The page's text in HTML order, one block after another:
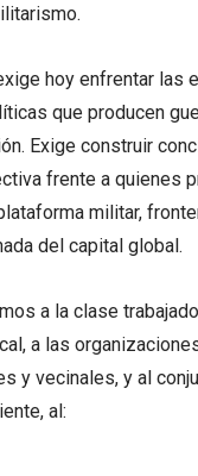
hoy enfrentar las
que producen
Exige construir
frente a quienes
militar,
del capital global.
a la clase
a las
y vecinales, y al
al: